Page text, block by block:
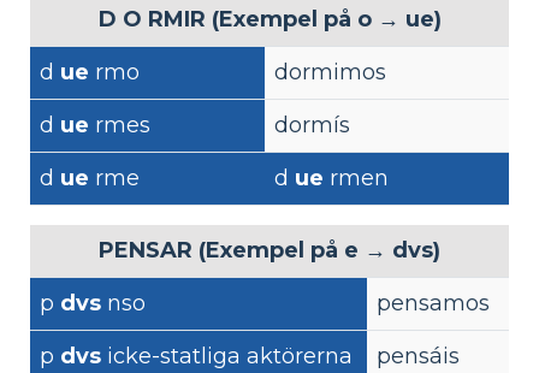
D O RMIR (Exempel på o → ue)
d ue rmo
dormimos
d ue rmes
dormís
d ue rme d ue rmen
PENSAR (Exempel på e → dvs)
p dvs nso
pensamos
p dvs icke-statliga aktörerna
pensáis